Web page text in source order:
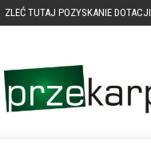
ZLEĆ TUTAJ POZYSKANIE